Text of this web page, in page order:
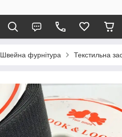
Швейна фурнітура Текстильна